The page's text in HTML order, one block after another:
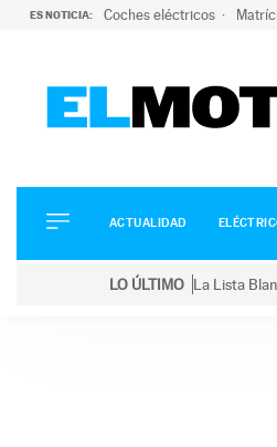
ES NOTICIA: Coches eléctricos
ELÉCTRICOS
CONDUCIR
ACTUALIDAD
LO ÚLTIMO La Lista